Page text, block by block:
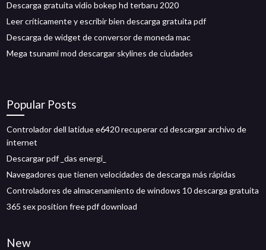
Descarga gratuita vidio bokep hd terbaru 2020
Leer críticamente y escribir bien descarga gratuita pdf
Descarga de widget de conversor de moneda mac
Mega tsunami mod descargar skylines de ciudades
Popular Posts
Controlador dell latidue e6420 recuperar cd descargar archivo de
internet
Descargar pdf _das energi_
Navegadores que tienen velocidades de descarga más rápidas
Controladores de almacenamiento de windows 10 descarga gratuita
365 sex position free pdf download
New